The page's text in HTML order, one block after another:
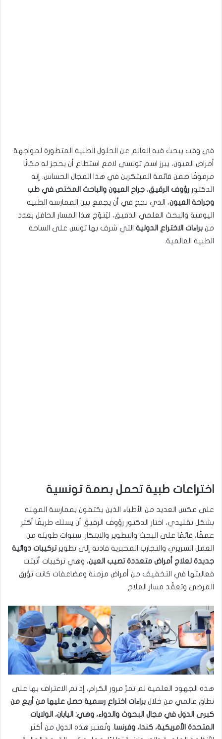
في وقت يبحث فيه العالم عن الحلول الطبية المتطورة لمواجهة
أمراض العيون، يبرز اسم تونسي لامع استطاع أن يحجز له مكانًا
مرموقًا ضمن قائمة المبتكرين في هذا المجال الحساس. إنه
الدكتور رؤوف الرقيق، جراح العيون والباحث المختص في طب
وجراحة العيون، الذي نجح في أن يجمع بين الممارسة الطبية
اليومية والبحث العلمي الدقيق، ليُتوّج هذا المسار الحافل بعدد
من براءات الاختراع الدولية التي شرف بها تونس على الساحة
الطبية العالمية.
اختراعات طبية تحمل بصمة تونسية
على عكس العديد من الأطباء الذين يكتفون بممارسة المهنة
بشكل تقليدي، اختار الدكتور رؤوف الرقيق أن يسلك طريقًا أكثر
عمقًا، قائمًا على البحث والتطوير والابتكار. سنوات طويلة من
العمل السريري والتجارب المخبرية قادته إلى تطويرتركيبات دوائية
جديدة لعلاج أمراض متعددة تصيب العين، وهي تركيبات أثبتت
فعاليتها في التخفيف من أمراض مزمنة ومضاعفات كانت تؤرق
المرضى وتعقّد مسار العلاج.
هذه الجهود العلمية لم تمرّ مرور الكرام، إذ تم الاعتراف بها على
نطاق عالمي من خلال براءات اختراع رسمية حصل عليها من أربع من
كبرى الدول في مجال البحوث والدواء، وهي: اليابان، الولايات
المتحدة الأمريكية، كندا، وفرنسا. وتُعتبر هذه الدول من أكثر